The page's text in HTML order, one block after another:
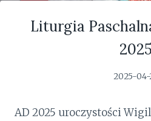
Liturgia
2025
2025-04-
AD 2025 uroczystości